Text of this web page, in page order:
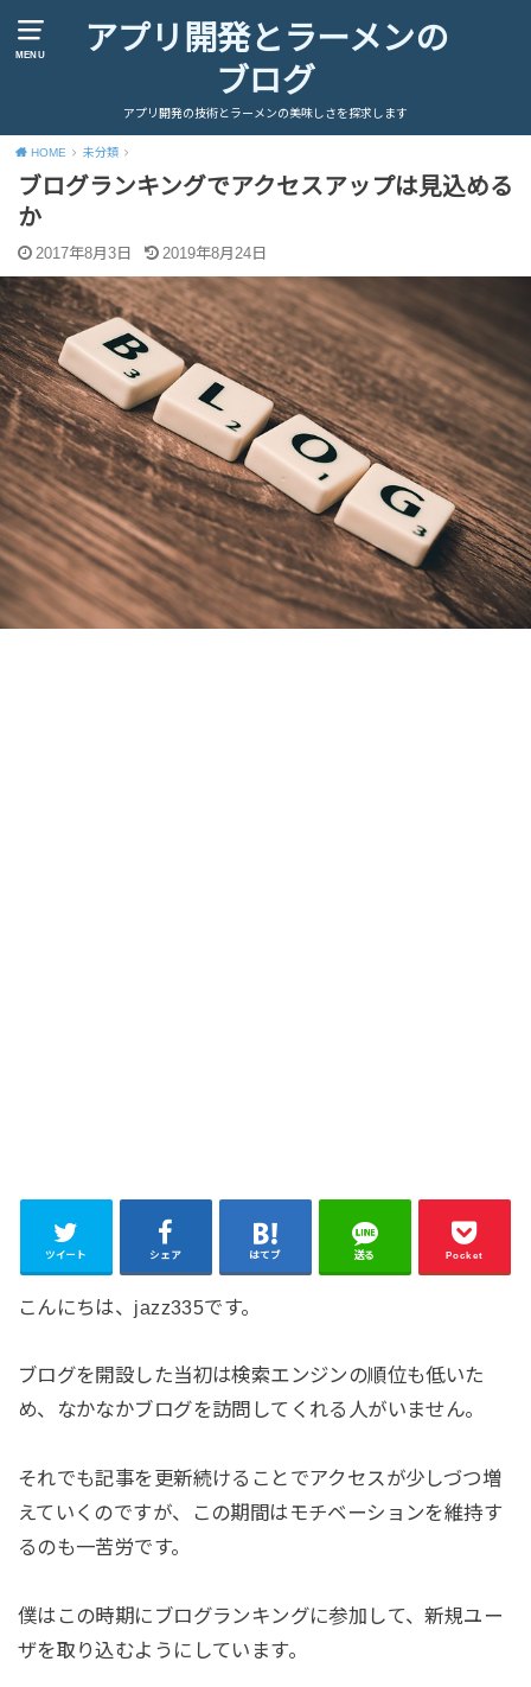
MENU
アプリ開発とラーメンの
ブログ
アプリ開発の技術とラーメンの美味しさを探求します
HOME 未分類
ブログランキングでアクセスアップは見込める
か
2017年8月3日 2019年8月24日
ツイート シェア はてブ 送る Pocket
こんにちは、jazz335です。
ブログを開設した当初は検索エンジンの順位も低いた
め、なかなかブログを訪問してくれる人がいません。
それでも記事を更新続けることでアクセスが少しづつ増
えていくのですが、この期間はモチベーションを維持す
るのも一苦労です。
僕はこの時期にブログランキングに参加して、新規ユー
ザを取り込むようにしています。